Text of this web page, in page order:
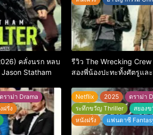
คลั่งนรก หลบ
Statham
รีวิว The Wrecking
สองพี่น้องปะทะทั้งศัตรูแล
ดราม่า Drama
ฝรั่ง
Netflix 2025
ดราม่า
ระทึกขวัญ Thriller
สยอง
หนังฝรั่ง
แฟนตาซี